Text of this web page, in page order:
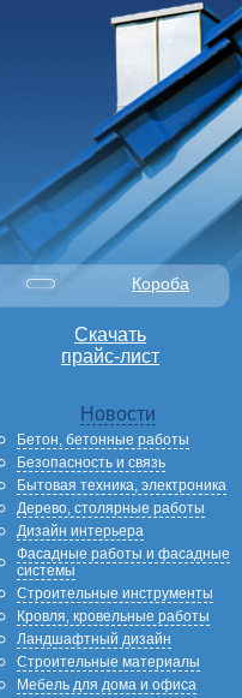
Короба
Скачать
прайс-лист
Новости
Бетон, бетонные работы
Безопасность и связь
Бытовая техника, электроника
Дерево, столярные работы
Дизайн интерьера
Фасадные работы и фасадные
системы
Строительные инструменты
Кровля, кровельные работы
Ландшафтный дизайн
Строительные материалы
Мебель для дома и офиса